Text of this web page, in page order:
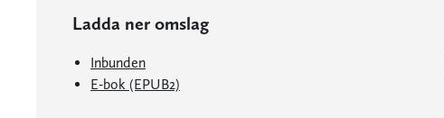
Ladda ner omslag
Inbunden
E-bok (EPUB2)